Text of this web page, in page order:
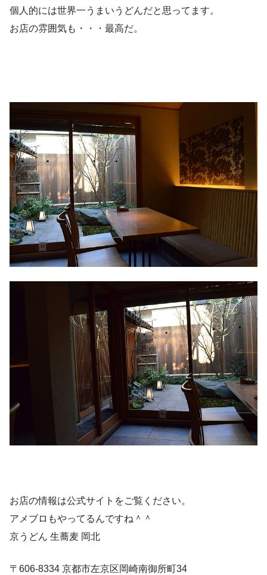
個人的には世界一うまいうどんだと思ってます。
お店の雰囲気も・・・最高だ。
お店の情報は公式サイトをご覧ください。
アメブロもやってるんですね＾＾
京うどん 生蕎麦 岡北
〒606-8334 京都市左京区岡崎南御所町34